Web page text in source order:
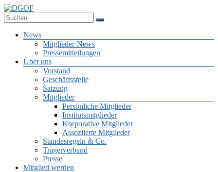
Zum
Inhalt
springen
Deutsche Gesellschaft für Online-Forschung e.V.
Menü
News
Mitglieder-News
Pressemitteilungen
Über uns
Vorstand
Geschäftsstelle
Satzung
Mitglieder
Persönliche Mitglieder
Institutsmitglieder
Korporative Mitglieder
Assoziierte Mitglieder
Standesregeln & Co.
Trägerverband
Presse
Mitglied werden